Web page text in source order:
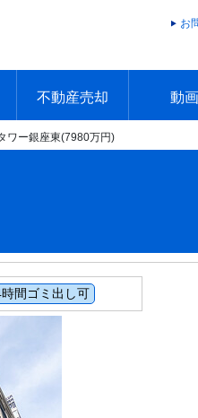
お
件
件
不動産売却
不動産売却トップ
簡単無料査定
不動産売却の流れ
不動産売却 Q&A
海外からの不動産売買
動画
住まな
TVCM
放送ス
お客様
ワー銀座東(7980万円)
間ゴミ出し可